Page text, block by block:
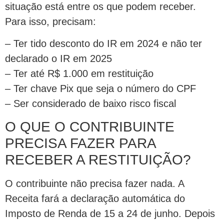
situação está entre os que podem receber.
Para isso, precisam:
– Ter tido desconto do IR em 2024 e não ter
declarado o IR em 2025
– Ter até R$ 1.000 em restituição
– Ter chave Pix que seja o número do CPF
– Ser considerado de baixo risco fiscal
O QUE O CONTRIBUINTE
PRECISA FAZER PARA
RECEBER A RESTITUIÇÃO?
O contribuinte não precisa fazer nada. A
Receita fará a declaração automática do
Imposto de Renda de 15 a 24 de junho. Depois